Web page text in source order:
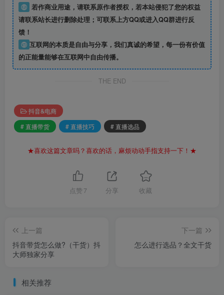
⑧ 若作商业用途，请联系原作者授权，若本站侵犯了您的权益
请联系站长进行删除处理；可联系上方QQ或进入QQ群进行反
馈！
⑨ 互联网的本质是自由与分享，我们真诚的希望，每一份有价值
的正能量能够在互联网中自由传播。
THE END
抖音&电商
# 直播带货
# 直播技巧 # 直播选品
★喜欢这篇文章吗？喜欢的话，麻烦动动手指支持一下！★
点赞 7 分享 收藏
上一篇
抖音带货怎么做?（干货）抖
大师独家分享
下一篇
怎么进行选品？全文干货
相关推荐